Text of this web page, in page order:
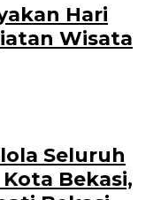
Hari
Wisata
Seluruh
Bekasi,